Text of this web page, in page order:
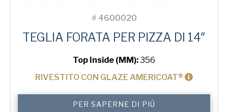
# 4600020
TEGLIA FORATA PER PIZZA DI 14″
Top Inside (MM):356
RIVESTITO CON GLAZE AMERICOAT®
PER SAPERNE DI PIÙ